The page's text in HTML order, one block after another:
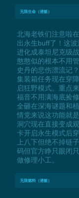
无限生命（潜艇）
北海老铁们注意啦
出永生buff了！这
进化成泰坦尼克级
憨憨似的根本不用
史丹的悲伤漂流记
集装箱任务现在穿
启狂野模式。重点
福音不用满海底捡
全砸在深海谜题和
情党来说这功能就
洞穴现在直接变成
卡开启永生模式后
上八下但绝不掉链
码但官方睁只眼闭
做修理小工。
无限燃料（潜艇）